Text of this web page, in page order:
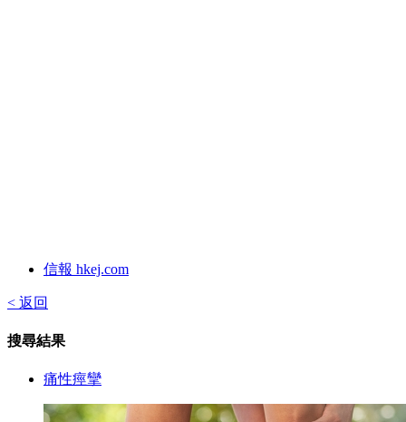
信報 hkej.com
< 返回
搜尋結果
痛性痙攣